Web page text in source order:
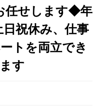
任せします◆年
日祝休み、仕事
トを両立でき
ます